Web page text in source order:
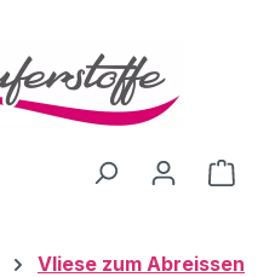
Vliese zum Abreissen